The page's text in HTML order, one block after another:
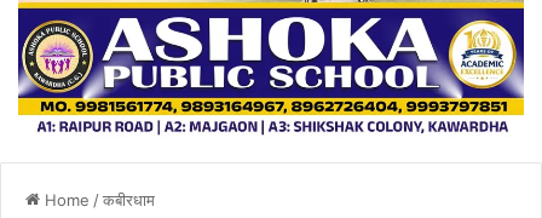
Home /कबीरधाम